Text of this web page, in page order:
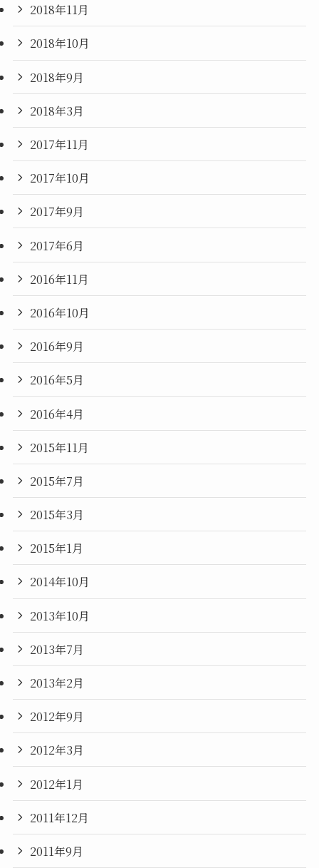
2018年11月
2018年10月
2018年9月
2018年3月
2017年11月
2017年10月
2017年9月
2017年6月
2016年11月
2016年10月
2016年9月
2016年5月
2016年4月
2015年11月
2015年7月
2015年3月
2015年1月
2014年10月
2013年10月
2013年7月
2013年2月
2012年9月
2012年3月
2012年1月
2011年12月
2011年9月